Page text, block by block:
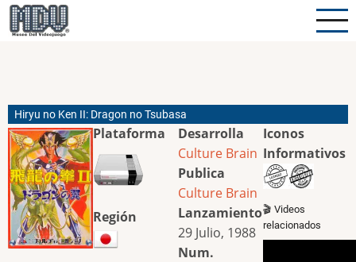
Pasar
al
Hiryu no Ken II: Dragon no Tsubasa
Plataforma
Región
Desarrolla
Culture Brain
Publica
Culture Brain
Lanzamiento
29 Julio, 1988
Num.
Iconos
Informativos
🎬 Videos
relacionados